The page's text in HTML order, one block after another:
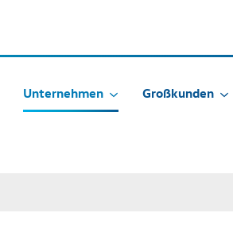
Unternehmen Großkunden